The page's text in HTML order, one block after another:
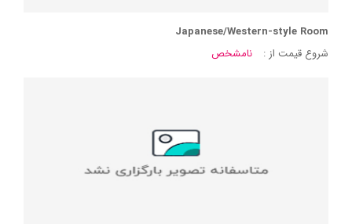
Japanese/Western-style Room
شروع قیمت از :
نامشخص